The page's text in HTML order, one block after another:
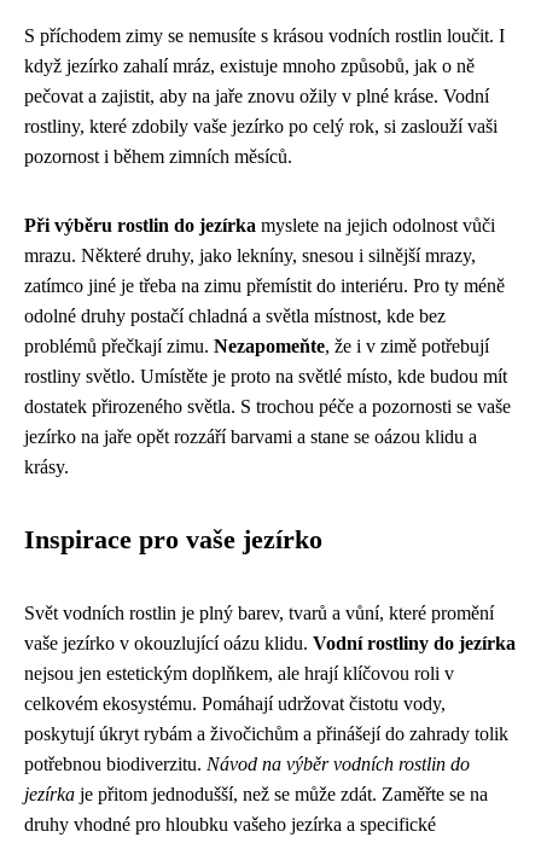
S příchodem zimy se nemusíte s krásou vodních rostlin loučit. I
když jezírko zahalí mráz, existuje mnoho způsobů, jak o ně
pečovat a zajistit, aby na jaře znovu ožily v plné kráse. Vodní
rostliny, které zdobily vaše jezírko po celý rok, si zaslouží vaši
pozornost i během zimních měsíců.
Při výběru rostlin do jezírka myslete na jejich odolnost vůči
mrazu. Některé druhy, jako lekníny, snesou i silnější mrazy,
zatímco jiné je třeba na zimu přemístit do interiéru. Pro ty méně
odolné druhy postačí chladná a světla místnost, kde bez
problémů přečkají zimu. Nezapomeňte, že i v zimě potřebují
rostliny světlo. Umístěte je proto na světlé místo, kde budou mít
dostatek přirozeného světla. S trochou péče a pozornosti se vaše
jezírko na jaře opět rozzáří barvami a stane se oázou klidu a
krásy.
Inspirace pro vaše jezírko
Svět vodních rostlin je plný barev, tvarů a vůní, které promění
vaše jezírko v okouzlující oázu klidu. Vodní rostliny do jezírka
nejsou jen estetickým doplňkem, ale hrají klíčovou roli v
celkovém ekosystému. Pomáhají udržovat čistotu vody,
poskytují úkryt rybám a živočichům a přinášejí do zahrady tolik
potřebnou biodiverzitu. Návod na výběr vodních rostlin do
jezírka je přitom jednodušší, než se může zdát. Zaměřte se na
druhy vhodné pro hloubku vašeho jezírka a specifické